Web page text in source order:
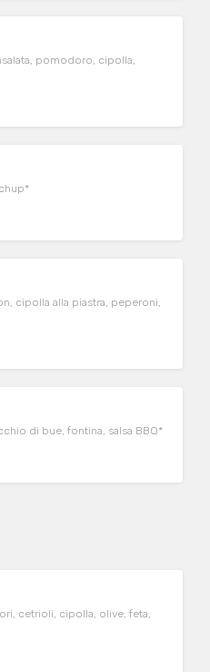
pomodoro, cipolla,
cipolla alla piastra, peperoni,
di bue, fontina, salsa BBQ*
cetrioli, cipolla, olive, feta,